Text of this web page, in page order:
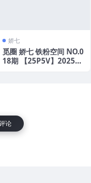
娇七
觅圈 娇七 铁粉空间 NO.0
18期 【25P5V】2025年
论